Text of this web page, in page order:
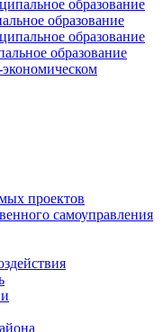
образование
образование
образование
образование
проектов
самоуправления